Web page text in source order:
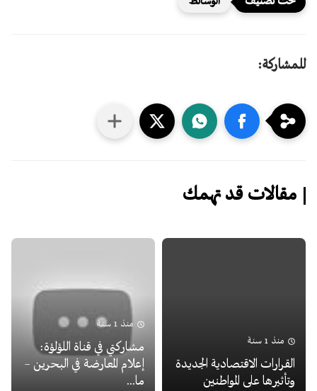
للمشاركة:
مقالات قد تهمك
منذ 1 سنة
القرارات الاقتصادية الجديدة
وتأثيرها على المواطنين
منذ 1 سنة
مشاركتي في قناة اللؤلؤة:
إعلام المعارضة في البحرين –
ما...